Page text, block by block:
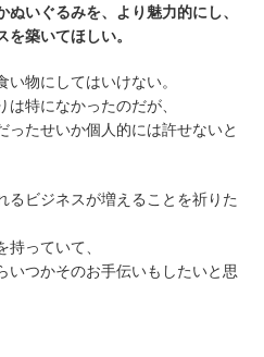
いぐるみを、より魅力的にし、
築いてほしい。
物にしてはいけない。
特になかったのだが、
ったせいか個人的には許せないと
るビジネスが増えることを祈りた
っていて、
いつかそのお手伝いもしたいと思